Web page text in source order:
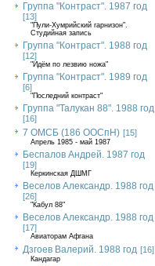
Группа "Контраст". 1987 год
[13]
"Пули-Хумрийский гарнизон".
Студийная запись
Группа "Контраст". 1988 год
[12]
"Идём по лезвию ножа"
Группа "Контраст". 1989 год
[6]
"Последний контраст"
Группа "Талукан 88". 1988 год
[16]
7 ОМСБ (186 ООСпН) [15]
Апрель 1985 - май 1987
Беспалов Андрей. 1987 год
[19]
Керкинская ДШМГ
Веселов Александр. 1988 год
[26]
"Кабул 88"
Веселов Александр. 1988 год
[17]
Авиаторам Афгана
Дзгоев Валерий. 1988 год [16]
Кандагар